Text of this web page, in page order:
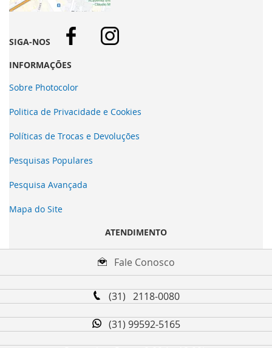
SIGA-NOS
INFORMAÇÕES
Sobre Photocolor
Politica de Privacidade e Cookies
Políticas de Trocas e Devoluções
Pesquisas Populares
Pesquisa Avançada
Mapa do Site
ATENDIMENTO
Fale Conosco
(31) 2118-0080
(31) 99592-5165